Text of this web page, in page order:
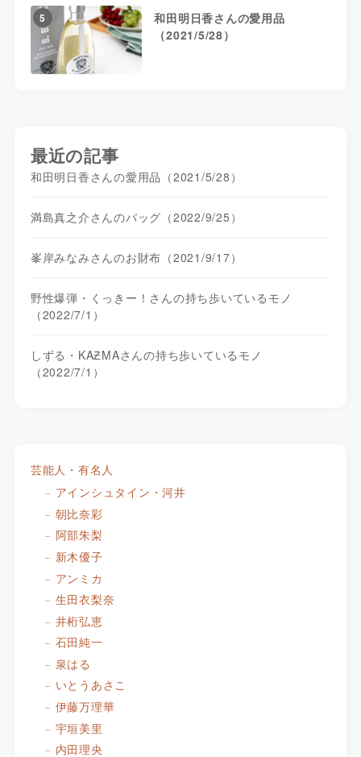
5
和田明日香さんの愛用品
（2021/5/28）
最近の記事
和田明日香さんの愛用品（2021/5/28）
満島真之介さんのバッグ（2022/9/25）
峯岸みなみさんのお財布（2021/9/17）
野性爆弾・くっきー！さんの持ち歩いているモノ
（2022/7/1）
しずる・KAƵMAさんの持ち歩いているモノ
（2022/7/1）
芸能人・有名人
アインシュタイン・河井
朝比奈彩
阿部朱梨
新木優子
アンミカ
生田衣梨奈
井桁弘恵
石田純一
泉はる
いとうあさこ
伊藤万理華
宇垣美里
内田理央